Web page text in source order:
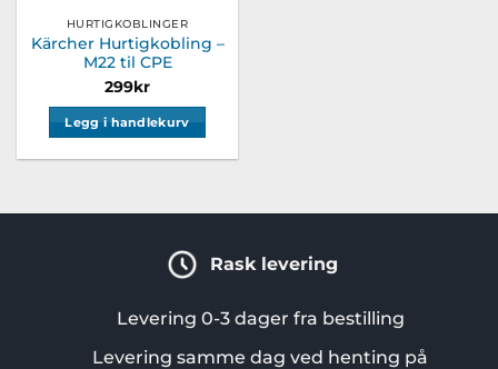
HURTIGKOBLINGER
Kärcher Hurtigkobling –
M22 til CPE
299kr
Legg i handlekurv
Rask levering
Levering 0-3 dager fra bestilling
Levering samme dag ved henting på